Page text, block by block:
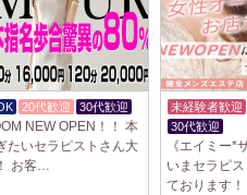
20代歓迎 30代歓迎
NEW OPEN！！ 本
たいセラピストさん大
お客…
未経験者歓迎
30代歓迎
《エイミー*
いまセラピ
ております